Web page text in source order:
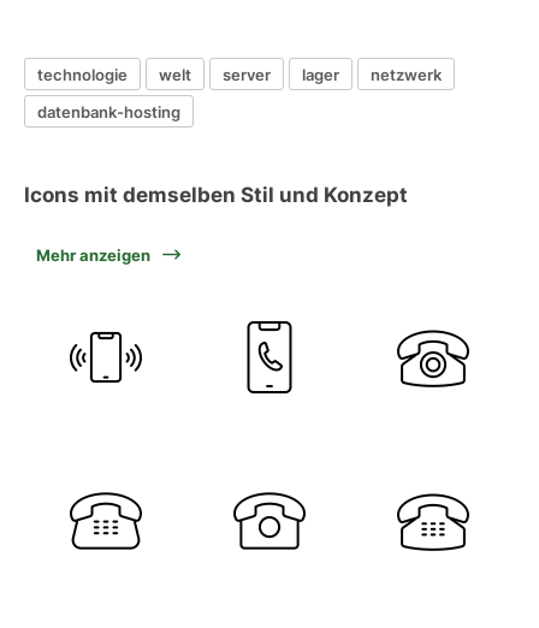
technologie welt server lager
netzwerk
datenbank-hosting
Icons mit demselben Stil und Konzept
Mehr anzeigen